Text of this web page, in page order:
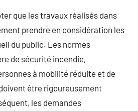
que les travaux réalisés dans
prendre en considération les
du public. Les normes
de sécurité incendie,
à mobilité réduite et de
être rigoureusement
les demandes